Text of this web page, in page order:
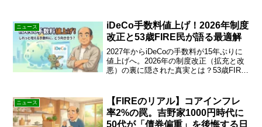
開。インフレ時代を生き抜く投資術を学
びましょう。
ニュース
iDeCo手数料値上げ！2026年制度
改正と53歳FIRE民が語る最適解
2027年からiDeCoの手数料が15年ぶりに
値上げへ。2026年の制度改正（拡充と改
悪）の裏に隠された真実とは？53歳FIRE
説。年払い消滅の注意点も。
ニュース
【FIREのリアル】コアインフレ
率2%の罠。吉野家1000円時代に
50代が「債券偏重」を後悔する日